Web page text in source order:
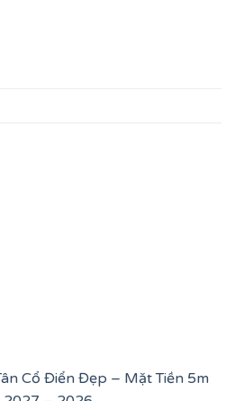
Cổ Điển Đẹp – Mặt Tiền 5m